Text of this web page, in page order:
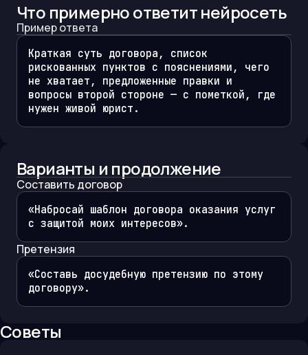
Что примерно ответит нейросеть
Пример ответа
Краткая суть договора, список
рискованных пунктов с пояснениями, чего
не хватает, предложенные правки и
вопросы второй стороне — с пометкой, где
нужен живой юрист.
Варианты и продолжение
Составить договор
«Набросай шаблон договора оказания услуг
с защитой моих интересов».
Претензия
«Составь досудебную претензию по этому
договору».
Советы